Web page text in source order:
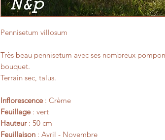
Pennisetum villosum
Très beau pennisetum avec ses nombreux
bouquet.
Terrain sec, talus.
Inflorescence: Crème
Feuillage: vert
Hauteur: 50 cm
Feuillaison : Avril - Novembre